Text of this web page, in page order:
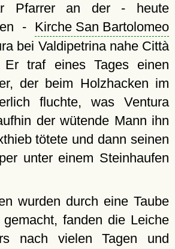
Pfarrer an der - heute
- Kirche San Bartolomeo
bei Valdipetrina nahe Città
Er traf eines Tages einen
der beim Holzhacken im
fluchte, was Ventura
der wütende Mann ihn
tötete und dann seinen
unter einem Steinhaufen
wurden durch eine Taube
gemacht, fanden die Leiche
nach vielen Tagen und